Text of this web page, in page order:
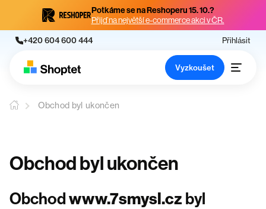
Potkáme se na Reshoperu 15. 10.?
Přijď na největší e-commerce akci v ČR.
+420 604 600 444 Přihlásit
Vyzkoušet
Obchod byl ukončen
Obchod byl ukončen
Obchodwww.7smysl.cz byl